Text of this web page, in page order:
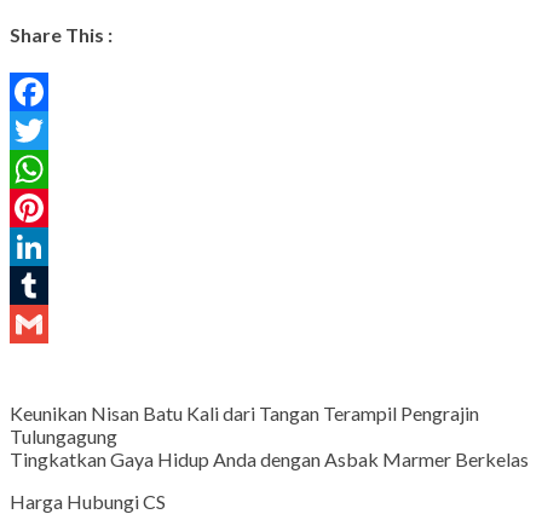
Share This :
Facebook
Twitter
WhatsApp
Pinterest
LinkedIn
Tumblr
Keunikan Nisan Batu Kali dari Tangan Terampil Pengrajin
Tulungagung
Tingkatkan Gaya Hidup Anda dengan Asbak Marmer Berkelas
Harga Hubungi CS